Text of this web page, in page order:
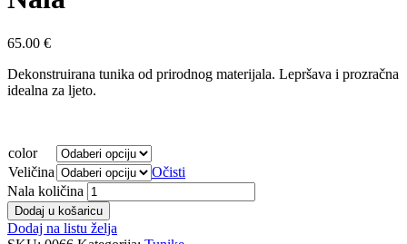
65.00 €
Dekonstruirana tunika od prirodnog materijala. Lepršava i prozračna
idealna za ljeto.
color
Veličina
Očisti
Nala količina
Dodaj u košaricu
Dodaj na listu želja